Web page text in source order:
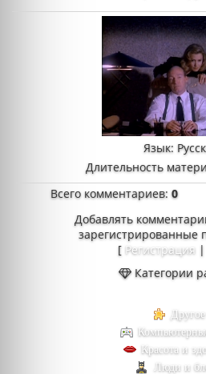
Язык:
Длительность
Всего комментариев:0
Добавлять
зарегистрированные
[ Регистрация |
Категории
Другое
Красота и
Люди и